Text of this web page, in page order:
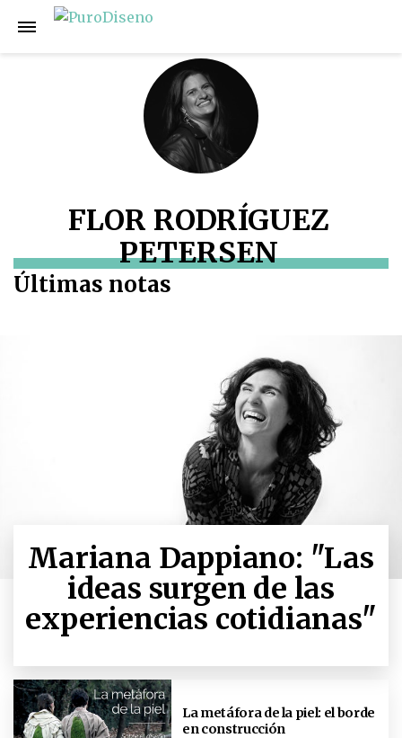
FLOR RODRÍGUEZ
PETERSEN
Últimas notas
Mariana Dappiano: "Las
ideas surgen de las
experiencias cotidianas"
La metáfora de la piel: el borde
en construcción